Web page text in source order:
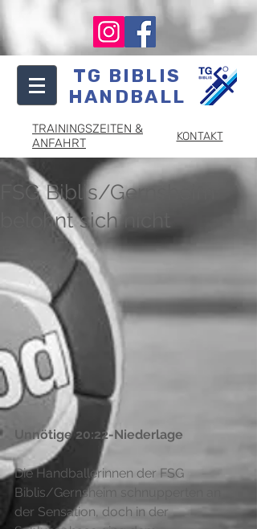
TG BIBLIS
HANDBALL
TRAININGSZEITEN &
ANFAHRT
KONTAKT
FSG Biblis/Gernsheim
belohnt sich nicht
Unnötige 20:22-Niederlage
Die Handballerinnen der FSG
Biblis/Gernsheim schnupperten an
der Sensation, doch in der